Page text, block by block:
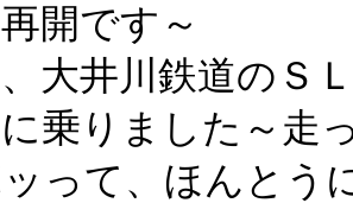
開です～
大井川鉄道のＳ
に乗りました～走
って、ほんとう